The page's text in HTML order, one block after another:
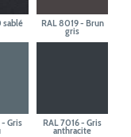
sablé RAL 8019 - Brun
gris
- Gris RAL 7016 - Gris
anthracite